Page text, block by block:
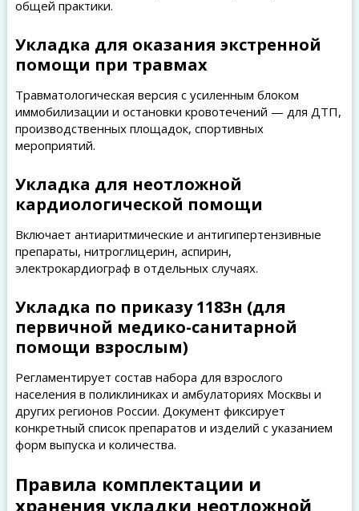
общей практики.
Укладка для оказания экстренной
помощи при травмах
Травматологическая версия с усиленным блоком
иммобилизации и остановки кровотечений — для ДТП,
производственных площадок, спортивных
мероприятий.
Укладка для неотложной
кардиологической помощи
Включает антиаритмические и антигипертензивные
препараты, нитроглицерин, аспирин,
электрокардиограф в отдельных случаях.
Укладка по приказу 1183н (для
первичной медико-санитарной
помощи взрослым)
Регламентирует состав набора для взрослого
населения в поликлиниках и амбулаториях Москвы и
других регионов России. Документ фиксирует
конкретный список препаратов и изделий с указанием
форм выпуска и количества.
Правила комплектации и
хранения укладки неотложной